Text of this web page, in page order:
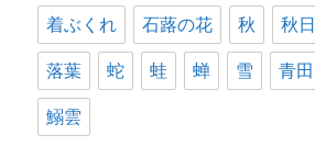
着ぶくれ 石蕗の花 秋 秋日
落葉 蛇 蛙 蝉 雪 青田
鰯雲